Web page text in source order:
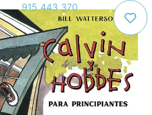
915 443 370